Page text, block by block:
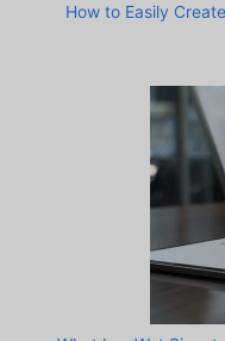
How to Easily